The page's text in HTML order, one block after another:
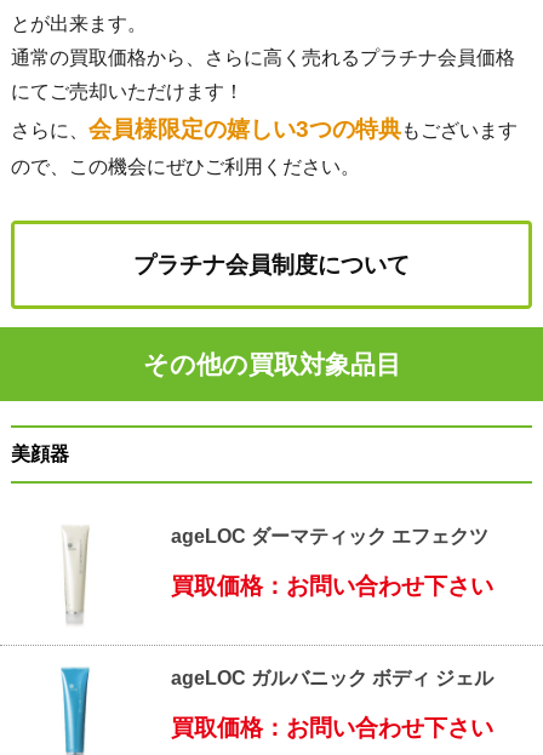
とが出来ます。
通常の買取価格から、さらに高く売れるプラチナ会員価格
にてご売却いただけます！
さらに、 会員様限定の嬉しい3つの特典もございます
ので、この機会にぜひご利用ください。
プラチナ会員制度について
その他の買取対象品目
美顔器
ageLOC ダーマティック エフェクツ
買取価格：お問い合わせ下さい
ageLOC ガルバニック ボディ ジェル
買取価格：お問い合わせ下さい